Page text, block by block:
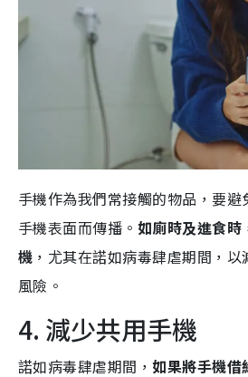
手機作為我們常接觸的物品，要
手機表面而傳播。 如廁時及進食時
機 ，尤其在諾如病毒肆虐期間，
風險。
4. 減少共用手機
諾如病毒肆虐期間，如果將手機借